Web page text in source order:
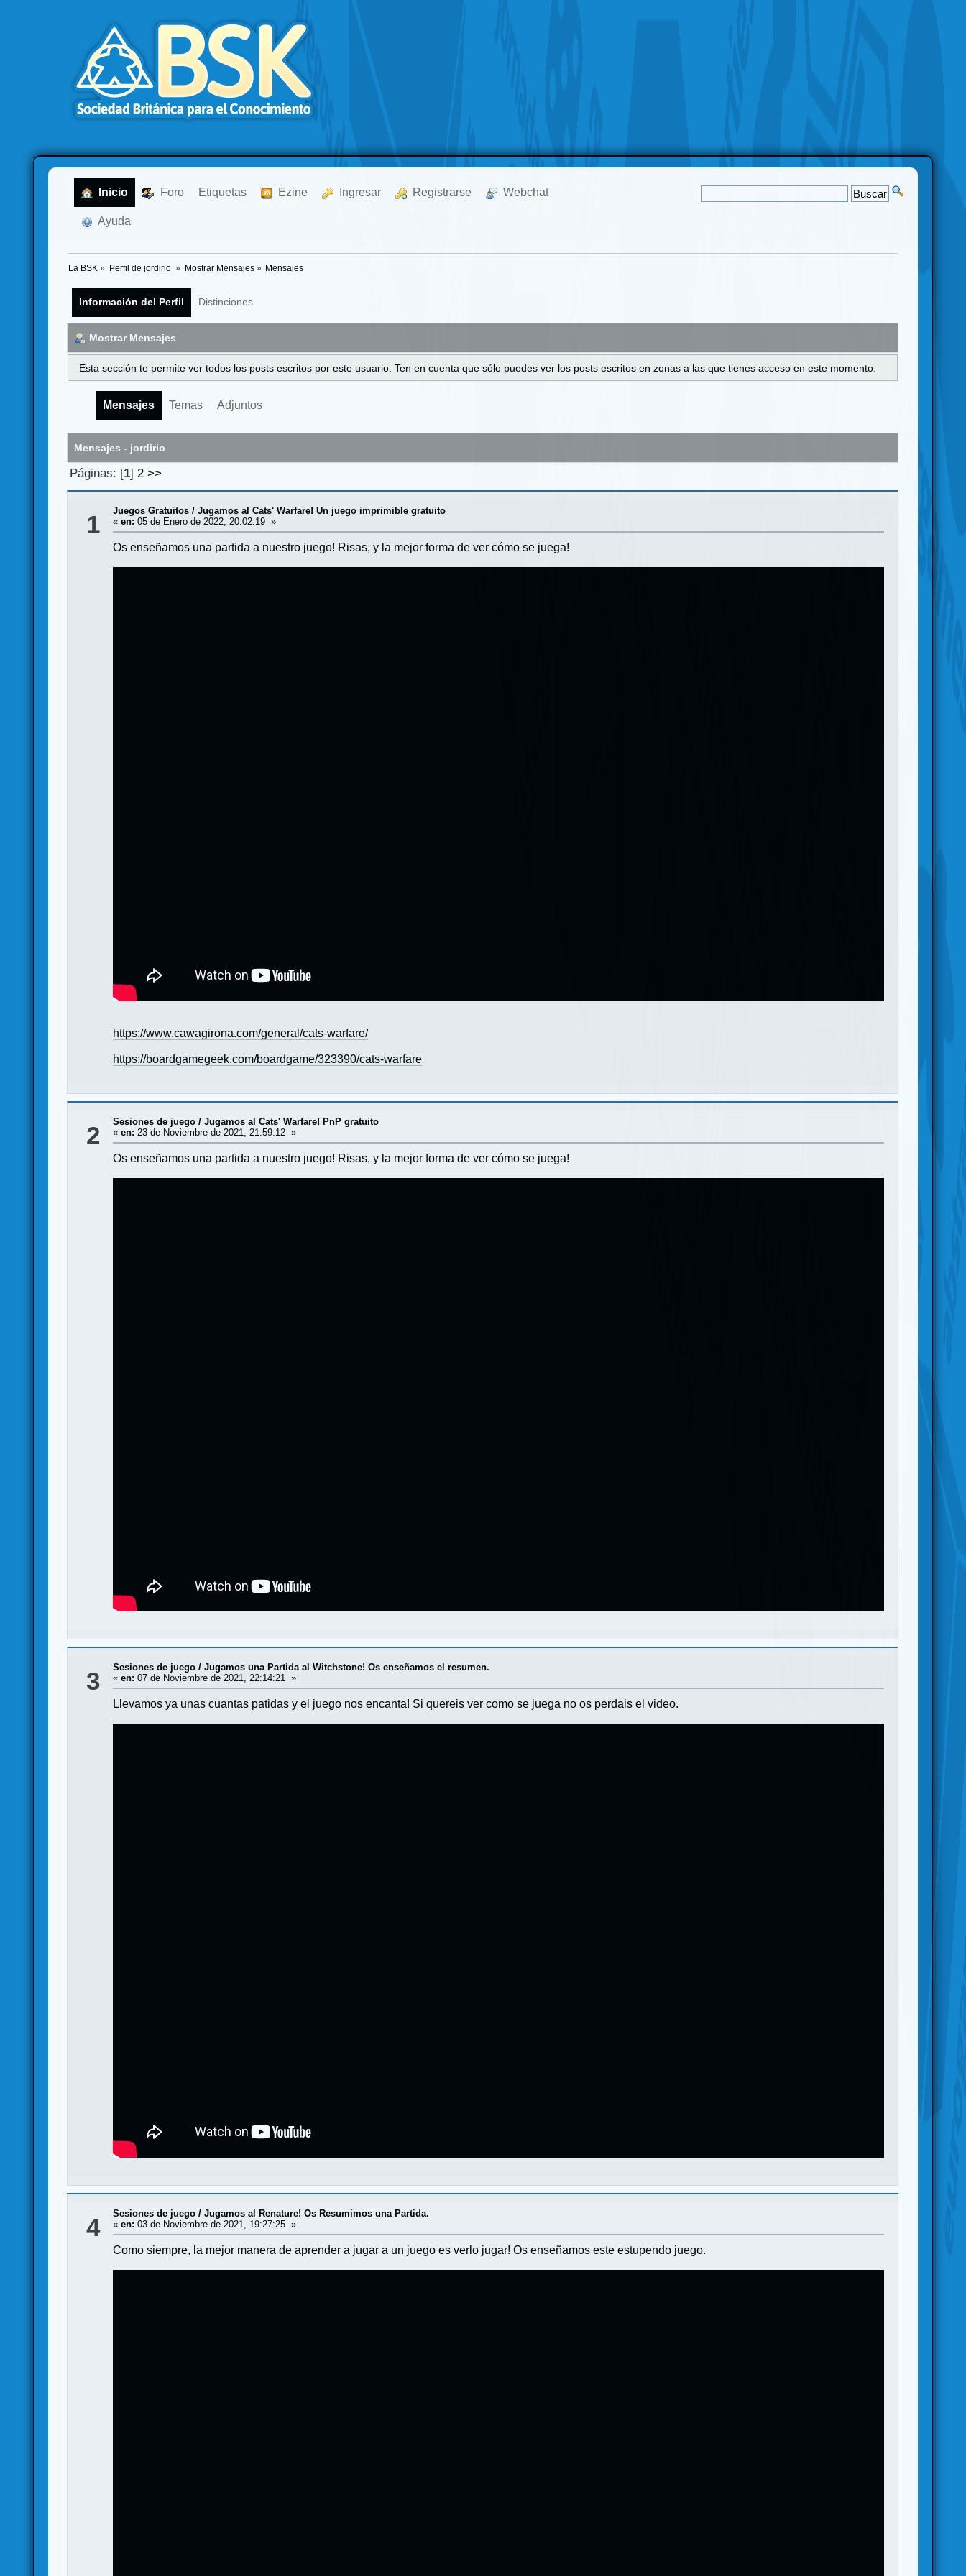
Inicio Foro Etiquetas Ezine Ingresar Registrarse Webchat
Ayuda
La BSK » Perfil de jordirio » Mostrar Mensajes» Mensajes
Información del Perfil Distinciones
Mostrar Mensajes
Esta sección te permite ver todos los posts escritos por este usuario. Ten en cuenta que sólo puedes ver los posts escritos en zonas a las que tienes acceso en este momento.
Mensajes Temas Adjuntos
Mensajes - jordirio
Páginas: [1] 2 >>
1 Juegos Gratuitos/Jugamos al Cats' Warfare! Un juego imprimible gratuito
«en: 05 de Enero de 2022, 20:02:19 »
Os enseñamos una partida a nuestro juego! Risas, y la mejor forma de ver cómo se juega!
https://www.cawagirona.com/general/cats-warfare/
https://boardgamegeek.com/boardgame/323390/cats-warfare
2 Sesiones de juego /Jugamos al Cats' Warfare! PnP gratuito
«en: 23 de Noviembre de 2021, 21:59:12 »
Os enseñamos una partida a nuestro juego! Risas, y la mejor forma de ver cómo se juega!
3 Sesiones de juego /Jugamos una Partida al Witchstone! Os enseñamos el resumen.
«en: 07 de Noviembre de 2021, 22:14:21 »
Llevamos ya unas cuantas patidas y el juego nos encanta! Si quereis ver como se juega no os perdais el video.
4 Sesiones de juego /Jugamos al Renature! Os Resumimos una Partida.
«en: 03 de Noviembre de 2021, 19:27:25 »
Como siempre, la mejor manera de aprender a jugar a un juego es verlo jugar! Os enseñamos este estupendo juego.